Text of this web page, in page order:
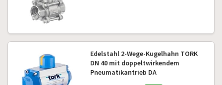
Edelstahl 2-Wege-Kugelhahn TORK
DN 40 mit doppeltwirkendem
Pneumatikantrieb DA